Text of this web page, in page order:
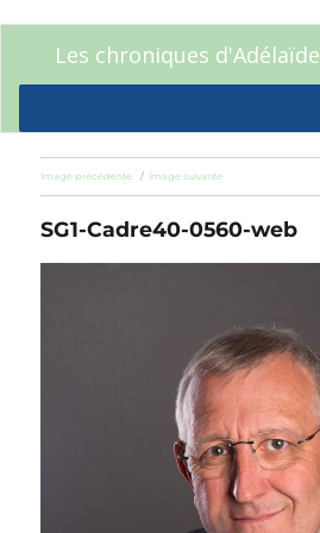
Les chroniques d'Adélaïde
Image précédente Image suivante
SG1-Cadre40-0560-web